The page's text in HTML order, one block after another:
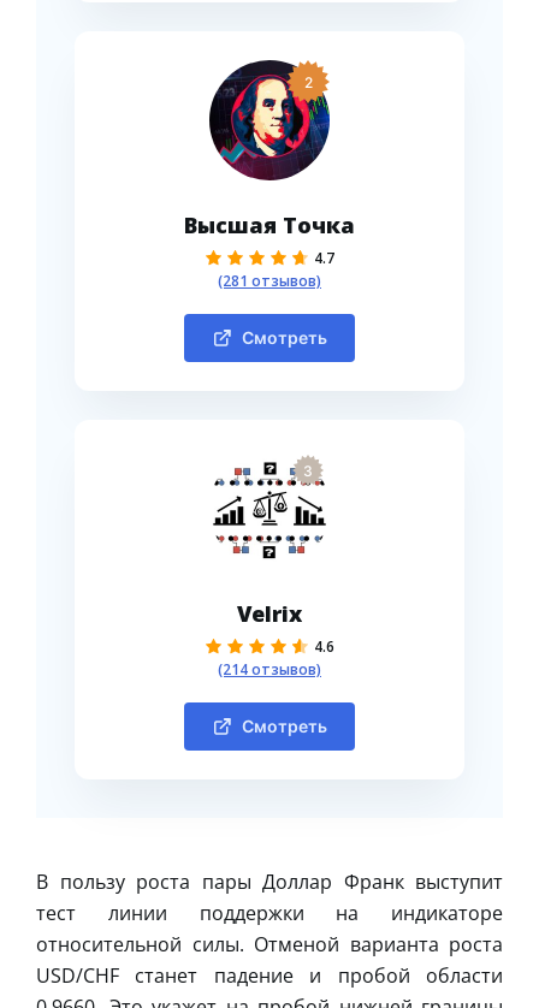
2
Высшая Точка
4.7
(281 отзывов)
Смотреть
3
Velrix
4.6
(214 отзывов)
Смотреть
В пользу роста пары Доллар Франк выступит
тест линии поддержки на индикаторе
относительной силы. Отменой варианта роста
USD/CHF станет падение и пробой области